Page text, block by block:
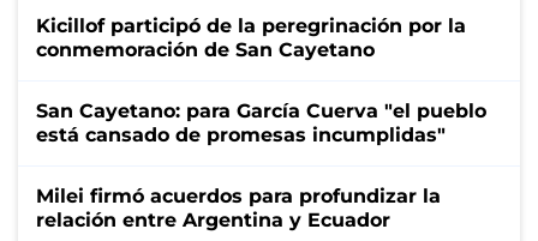
Kicillof participó de la peregrinación por la
conmemoración de San Cayetano
San Cayetano: para García Cuerva "el pueblo
está cansado de promesas incumplidas"
Milei firmó acuerdos para profundizar la
relación entre Argentina y Ecuador